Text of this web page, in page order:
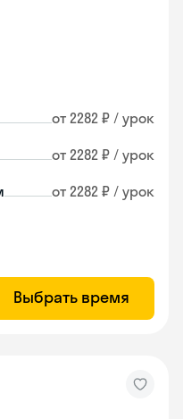
от 2282 ₽ / урок
от 2282 ₽ / урок
от 2282 ₽ / урок
Выбрать время